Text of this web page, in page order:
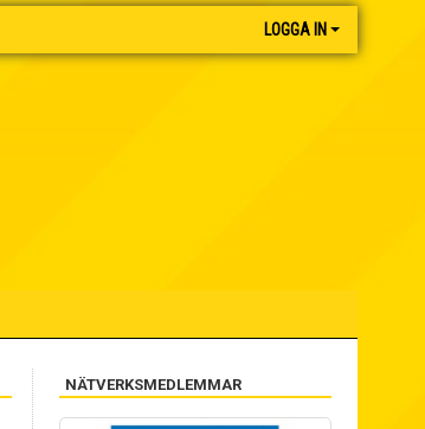
LOGGA IN
NÄTVERKSMEDLEMMAR